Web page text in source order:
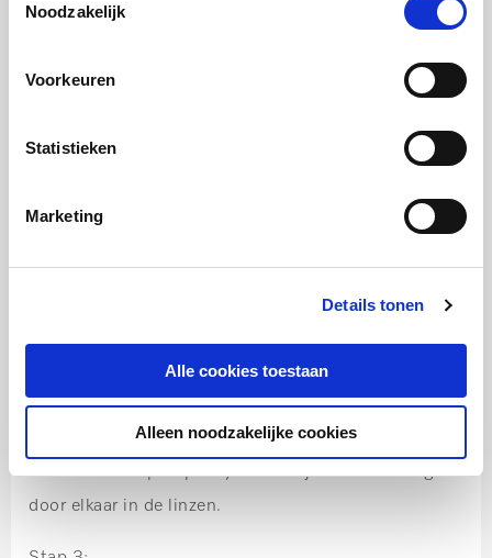
Noodzakelijk
Voorkeuren
Statistieken
Marketing
Details tonen
Alle cookies toestaan
Alleen noodzakelijke cookies
Meng alle ingrediënten met elkaar en verdeel over
Serveren
Verdeel de linzen over een grote schaal.
Steek stukken pompoen, biet en sjalot willekeurig
door elkaar in de linzen.